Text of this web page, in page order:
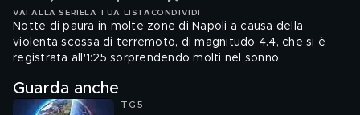
VAI ALLA SERIE LA TUA LISTA CONDIVIDI
Notte di paura in molte zone di Napoli a causa della
violenta scossa di terremoto, di magnitudo 4.4, che si è
registrata all'1:25 sorprendendo molti nel sonno
Guarda anche
TG5